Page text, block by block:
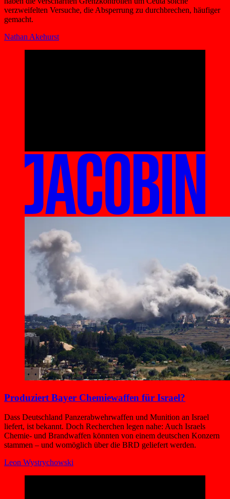
verzweifelten Versuche, die Absperrung zu durchbrechen, häufiger
gemacht.
Nathan Akehurst
Produziert Bayer Chemiewaffen für Israel?
Dass Deutschland Panzerabwehrwaffen und Munition an Israel
liefert, ist bekannt. Doch Recherchen legen nahe: Auch Israels
Chemie- und Brandwaffen könnten von einem deutschen Konzern
stammen – und womöglich über die BRD geliefert werden.
Leon Wystrychowski